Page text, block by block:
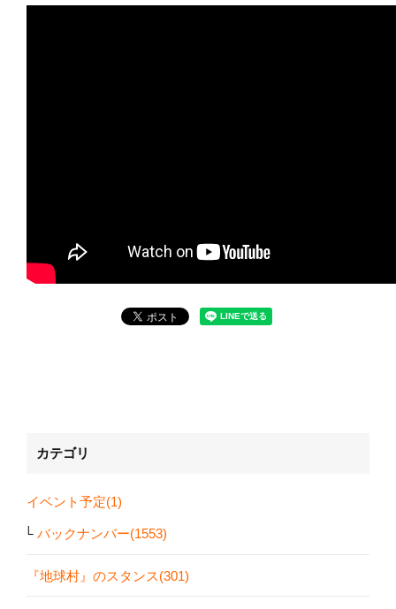
カテゴリ
イベント予定(1)
バックナンバー(1553)
『地球村』のスタンス(301)